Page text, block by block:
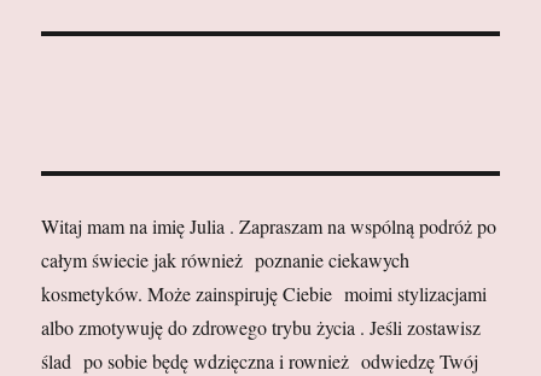
Witaj mam na imię Julia . Zapraszam na wspólną podróż po
całym świecie jak również poznanie ciekawych
kosmetyków. Może zainspiruję Ciebie moimi stylizacjami
albo zmotywuję do zdrowego trybu życia . Jeśli zostawisz
ślad po sobie będę wdzięczna i rownież odwiedzę Twój